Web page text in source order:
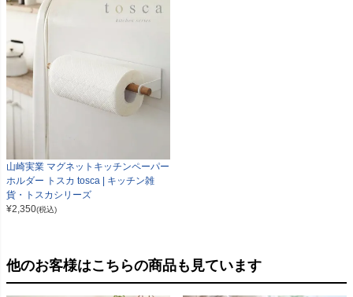
山崎実業 マグネットキッチンペーパー
ホルダー トスカ tosca | キッチン雑
貨・トスカシリーズ
¥2,350(税込)
他のお客様はこちらの商品も見ています